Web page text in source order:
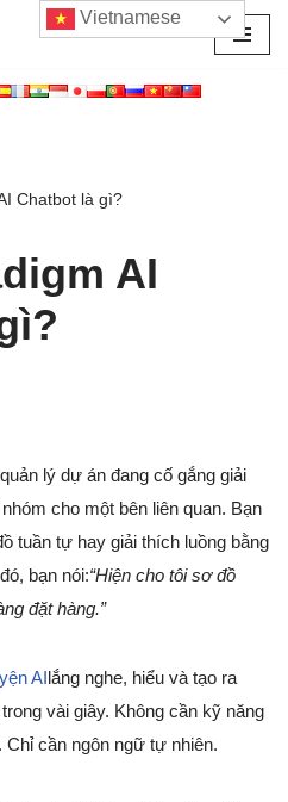
Chatbot là gì?
AI
lý dự án đang cố gắng giải
cho một bên liên quan. Bạn
tuần tự hay giải thích luồng bằng
bạn nói:“Hiện cho tôi sơ đồ
đặt hàng.”
AIlắng nghe, hiểu và tạo ra
vài giây. Không cần kỹ năng
cần ngôn ngữ tự nhiên.
Vietnamese